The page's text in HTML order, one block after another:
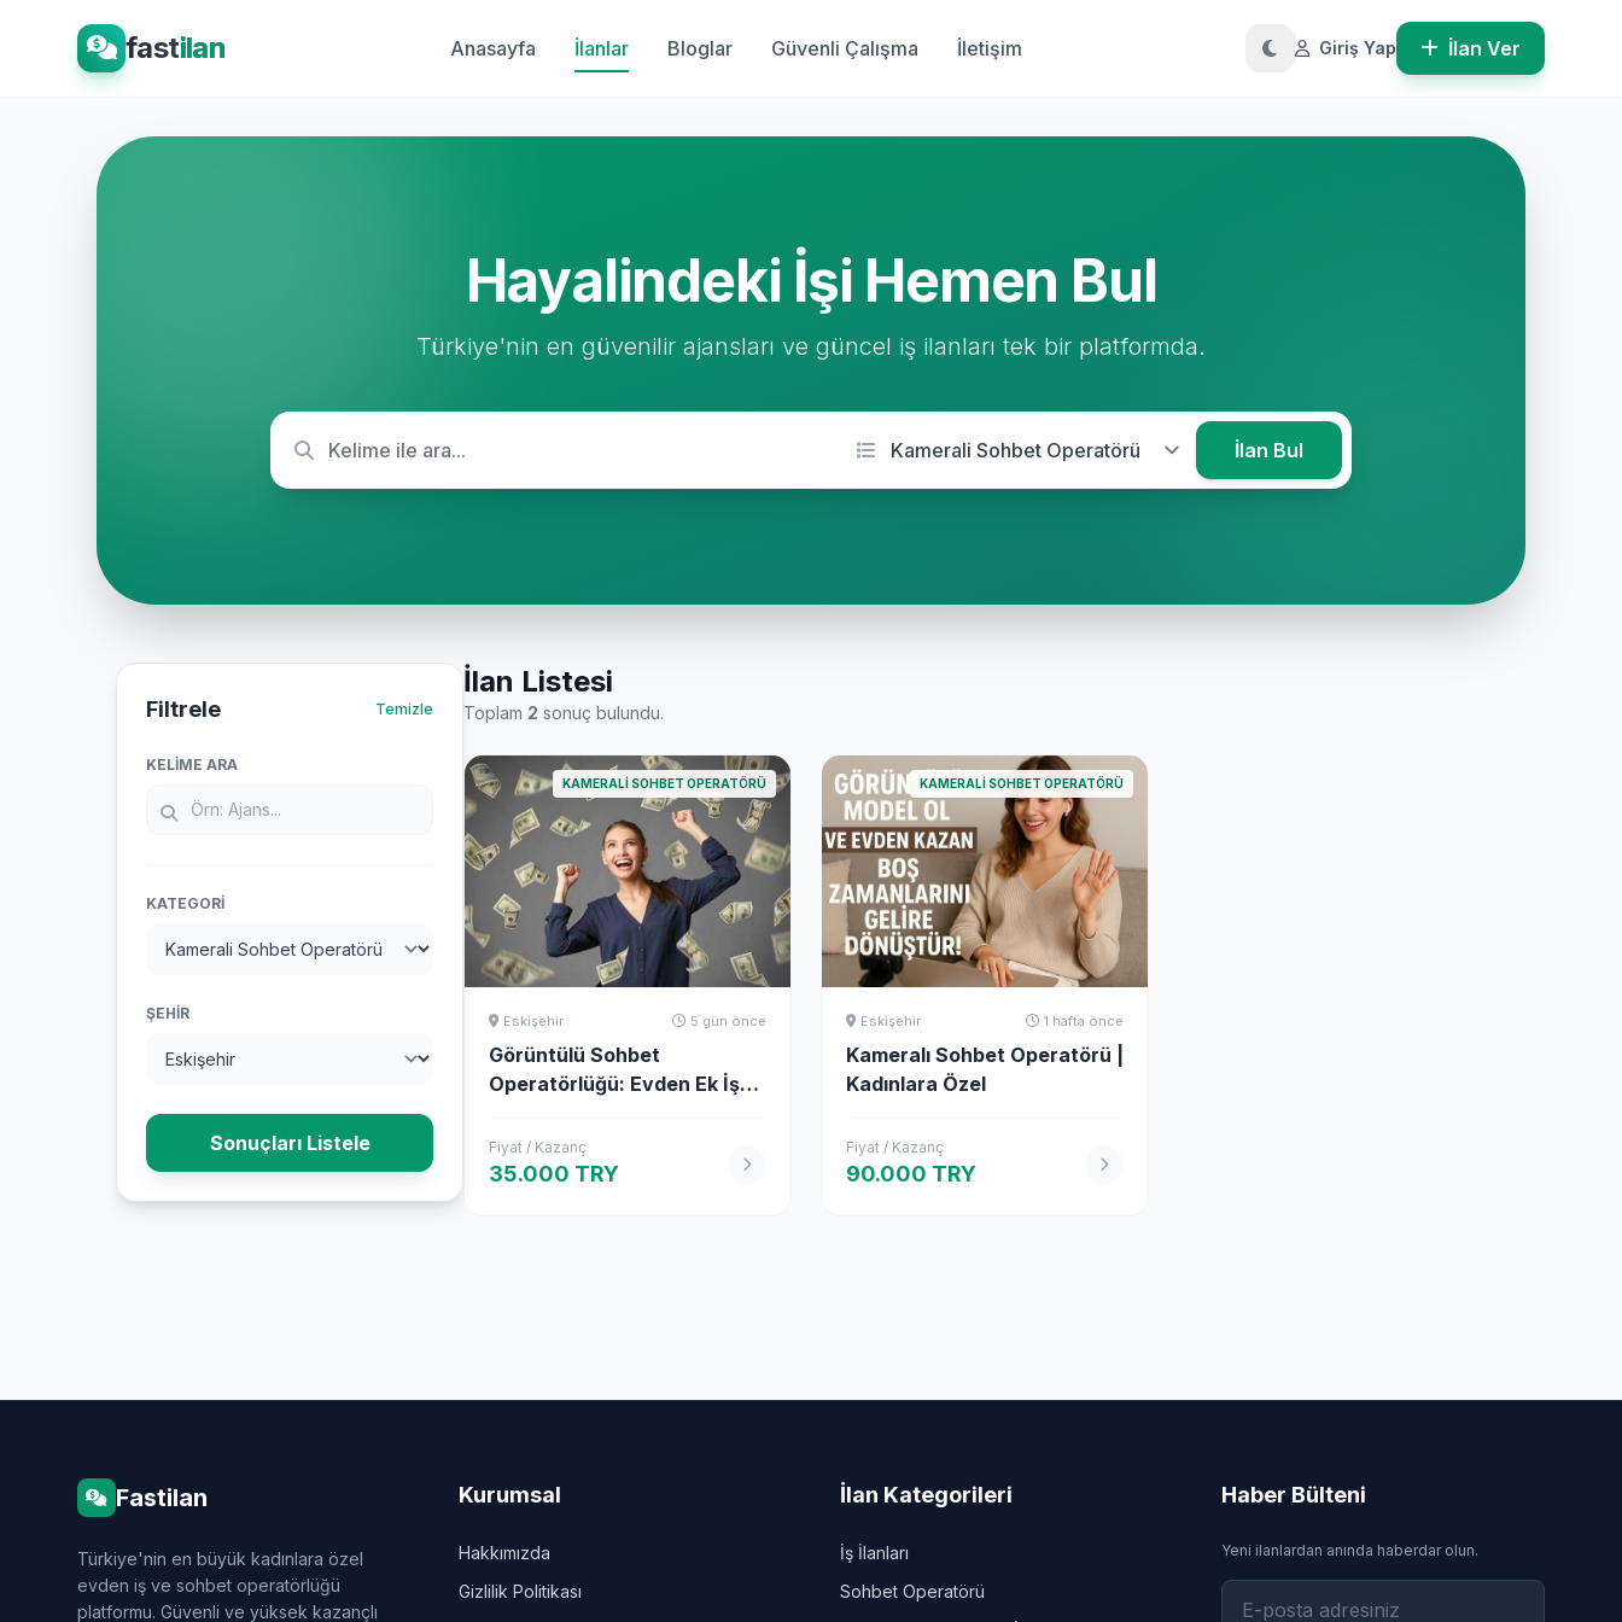
fastilan Anasayfa İlanlar Bloglar Güvenli Çalışma İletişim Giriş Yap İlan Ver
Hayalindeki İşi Hemen Bul
Türkiye'nin en güvenilir ajansları ve güncel iş ilanları tek bir platformda.
İlan Bul
Filtrele Temizle
KELIME ARA
KATEGORI
ŞEHIR
Sonuçları Listele
İlan Listesi
Toplam 2 sonuç bulundu.
KAMERALI SOHBET OPERATÖRÜ
Eskişehir 5 gün önce
Görüntülü Sohbet
Operatörlüğü: Evden Ek İş
Fiyat / Kazanç
35.000 TRY
KAMERALI SOHBET OPERATÖRÜ
Eskişehir 1 hafta önce
Kameralı Sohbet Operatörü |
Kadınlara Özel
Fiyat / Kazanç
90.000 TRY
Fastilan
Türkiye'nin en büyük kadınlara özel
evden iş ve sohbet operatörlüğü
platformu. Güvenli ve yüksek kazançlı
Kurumsal
Hakkımızda
Gizlilik Politikası
İlan Kategorileri
İş İlanları
Sohbet Operatörü
Haber Bülteni
Yeni ilanlardan anında haberdar olun.